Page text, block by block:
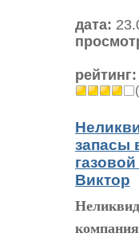
дата:
рейтинг:
запасы
Виктор